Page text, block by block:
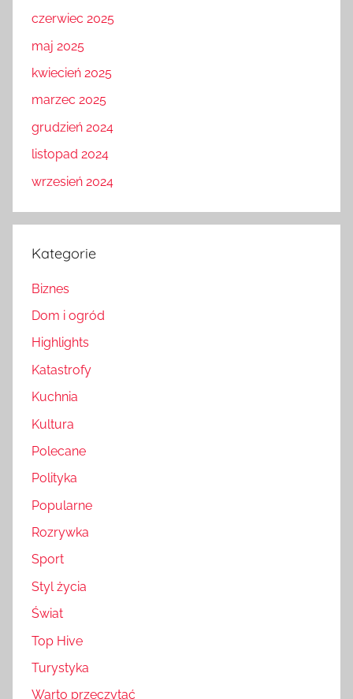
czerwiec 2025
maj 2025
kwiecień 2025
marzec 2025
grudzień 2024
listopad 2024
wrzesień 2024
Kategorie
Biznes
Dom i ogród
Highlights
Katastrofy
Kuchnia
Kultura
Polecane
Polityka
Popularne
Rozrywka
Sport
Styl życia
Świat
Top Hive
Turystyka
Warto przeczytać